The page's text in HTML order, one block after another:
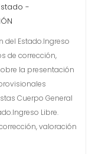
-
del Estado.Ingreso
de corrección,
la presentación
Cuerpo General
Libre.
valoración